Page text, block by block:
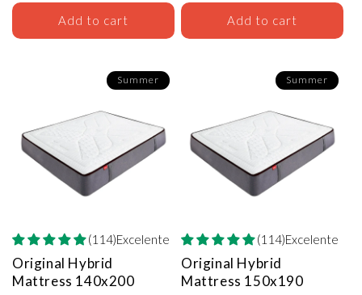
Add to cart Add to cart
Summer
(114)Excelente
Original Hybrid
Mattress 140x200
Summer
(114)Excelente
Original Hybrid
Mattress 150x190